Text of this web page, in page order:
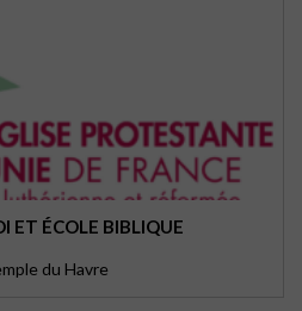
ET ÉCOLE BIBLIQUE
du Havre